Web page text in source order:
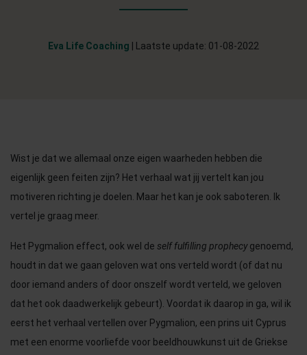
Eva Life Coaching | Laatste update: 01-08-2022
Wist je dat we allemaal onze eigen waarheden hebben die
eigenlijk geen feiten zijn? Het verhaal wat jij vertelt kan jou
motiveren richting je doelen. Maar het kan je ook saboteren. Ik
vertel je graag meer.
Het Pygmalion effect, ook wel de self fulfilling prophecygenoemd,
houdt in dat we gaan geloven wat ons verteld wordt (of dat nu
door iemand anders of door onszelf wordt verteld, we geloven
dat het ook daadwerkelijk gebeurt). Voordat ik daarop in ga, wil ik
eerst het verhaal vertellen over Pygmalion, een prins uit Cyprus
met een enorme voorliefde voor beeldhouwkunst uit de Griekse